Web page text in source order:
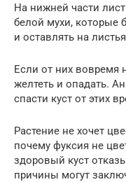
На нижней части
белой мухи, которые
и оставлять на
Если от них вовремя
желтеть и опадать.
спасти куст от этих
Растение не хочет
почему фуксия не
здоровый куст
причины могут